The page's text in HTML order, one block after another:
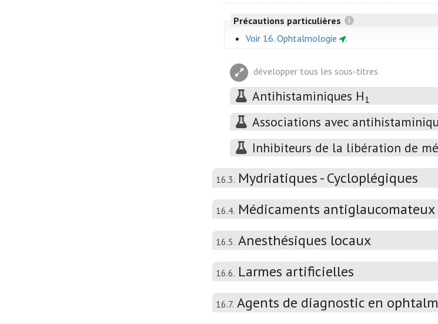
Précautions particulières
Voir 16. Ophtalmologie
.
développer tous les sous-titres
Antihistaminiques H1
Associations avec
Inhibiteurs de la libération de
16.3. Mydriatiques - Cycloplégiques
16.4. Médicaments antiglaucomateux
16.5. Anesthésiques locaux
16.6. Larmes artificielles
16.7. Agents de diagnostic en